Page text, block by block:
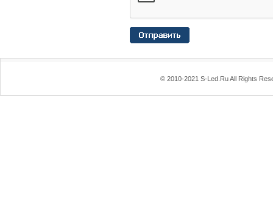
© 2010-2021 S-Led.Ru All Rights